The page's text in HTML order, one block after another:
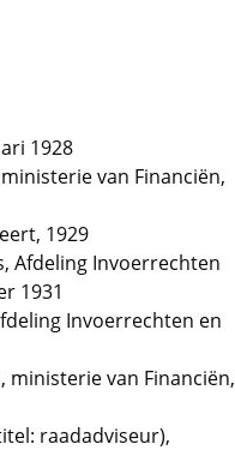
1928
van Financiën,
1929
Afdeling Invoerrechten
1931
Invoerrechten en
ministerie van Financiën,
raadadviseur),